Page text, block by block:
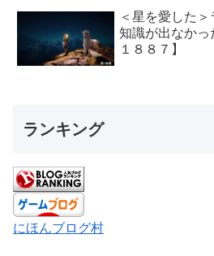
＜星を愛した
知識が出なか
１８８７】
ランキング
にほんブログ村